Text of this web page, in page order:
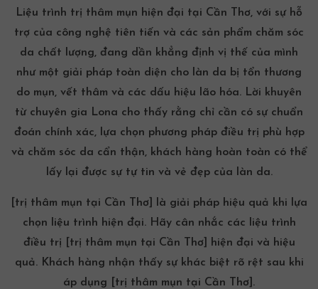
Liệu trình trị thâm mụn hiện đại tại Cần Thơ, với sự hỗ
trợ của công nghệ tiên tiến và các sản phẩm chăm sóc
da chất lượng, đang dần khẳng định vị thế của mình
như một giải pháp toàn diện cho làn da bị tổn thương
do mụn, vết thâm và các dấu hiệu lão hóa. Lời khuyên
từ chuyên gia Lona cho thấy rằng chỉ cần có sự chuẩn
đoán chính xác, lựa chọn phương pháp điều trị phù hợp
và chăm sóc da cẩn thận, khách hàng hoàn toàn có thể
lấy lại được sự tự tin và vẻ đẹp của làn da.
[trị thâm mụn tại Cần Thơ]
là giải pháp hiệu quả khi lựa
chọn liệu trình hiện đại. Hãy cân nhắc các liệu trình
điều trị
[trị thâm mụn tại Cần Thơ]
hiện đại và hiệu
quả. Khách hàng nhận thấy sự khác biệt rõ rệt sau khi
áp dụng
[trị thâm mụn tại Cần Thơ] .